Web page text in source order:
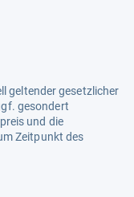
geltender gesetzlicher
gesondert
und die
Zeitpunkt des